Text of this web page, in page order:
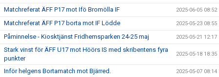
Matchreferat ÄFF P17 mot Ifö Bromölla IF 2025-06-05 08:52
Matchreferat ÄFF P17 borta mot IF Lödde 2025-05-23 08:55
Påminnelse - Kiosktjänst Fridhemsparken 24-25 maj 2025-05-21 12:17
Stark vinst för ÄFF U17 mot Höörs IS med skribentens fyra
punkter
2025-05-18 18:35
Inför helgens Bortamatch mot Bjärred. 2025-05-07 08:14